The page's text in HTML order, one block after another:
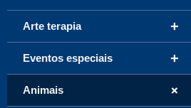
+
Arte terapia
+
Eventos especiais
+
Animais